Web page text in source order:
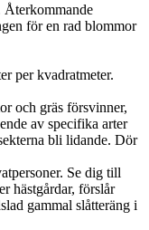
Återkommande
för en rad blommor
per kvadratmeter.
och gräs försvinner,
av specifika arter
bli lidande. Dör
Se dig till
hästgårdar, förslår
gammal slåtteräng i